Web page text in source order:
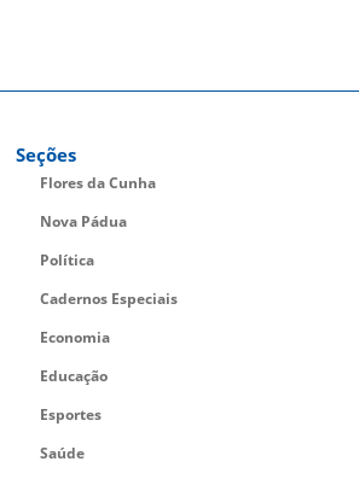
Seções
Flores da Cunha
Nova Pádua
Política
Cadernos Especiais
Economia
Educação
Esportes
Saúde